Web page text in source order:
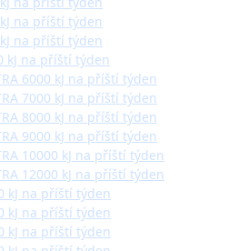
na příští týden
na příští týden
kJ na příští týden
6000 kJ na příští týden
7000 kJ na příští týden
8000 kJ na příští týden
9000 kJ na příští týden
10000 kJ na příští týden
12000 kJ na příští týden
kJ na příští týden
kJ na příští týden
kJ na příští týden